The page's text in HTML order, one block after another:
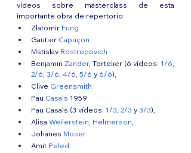
vídeos sobre masterclass de esta
importante obra de repertorio:
Zlatomir Fung
Gautier Capuçon
Mstislav Rostropovich
Benjamin Zander, Tortelier (6 vídeos: 1/6
2/6, 3/6, 4/6, 5/6 y 6/6),
Clive Greensmith
Pau Casals 1959
Pau Casals (3 vídeos: 1/3, 2/3 y 3/3),
Alisa Weilerstein, Helmerson,
Johanes Moser
Amit Peled.